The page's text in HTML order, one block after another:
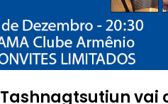
Tashnagtsutiun vai